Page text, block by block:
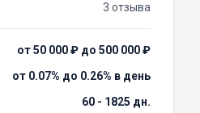
3 отзыва
от 50 000 ₽ до 500 000 ₽
от 0.07% до 0.26% в день
60 - 1825 дн.